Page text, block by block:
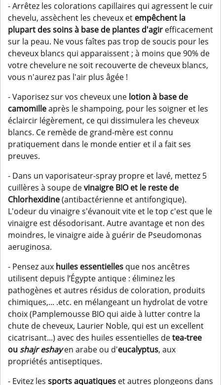
- Arrêtez les colorations capillaires qui agressent le cuir
chevelu, assèchent les cheveux et empêchent la
plupart des soins à base de plantes d'agir efficacement
sur la peau. Ne vous faîtes pas trop de soucis pour les
cheveux blancs qui apparaissent ; à moins que 90% de
votre chevelure ne soit recouverte de cheveux blancs,
vous n'aurez pas l'air plus âgée !
- Vaporisez sur vos cheveux une lotion à base de
camomilleaprès le shampoing, pour les soigner et les
éclaircir légèrement, ce qui dissimulera les cheveux
blancs. Ce remède de grand-mère est connu
pratiquement dans le monde entier et il a fait ses
preuves.
- Dans un vaporisateur-spray propre et lavé, mettez 5
cuillères à soupe devinaigre BIO et le reste de
Chlorhexidine(antibactérienne et antifongique).
L'odeur du vinaigre s'évanouit vite et le top c'est que le
vinaigre est désodorisant. Autre avantage et non des
moindres, le vinaigre aide à guérir de Pseudomonas
aeruginosa.
- Pensez aux huiles essentielles que nos ancêtres
utilisent depuis l’Égypte antique : éliminez les
pathogènes et autres résidus de coloration, produits
chimiques,... .etc. en mélangeant un hydrolat de votre
choix (Pamplemousse BIO qui aide à lutter contre la
chute de cheveux, Laurier Noble, qui est un excellent
cicatrisant...) avec des huiles essentielles detea-tree
ou shajr eshayen arabe ou d'eucalyptus, aux
propriétés antiseptiques.
- Evitez les sports aquatiques et autres plongeons dans